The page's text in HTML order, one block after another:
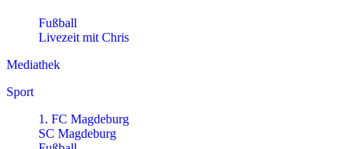
Fußball
Livezeit mit Chris
Mediathek
Sport
1. FC Magdeburg
SC Magdeburg